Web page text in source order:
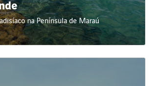
na Península de Maraú